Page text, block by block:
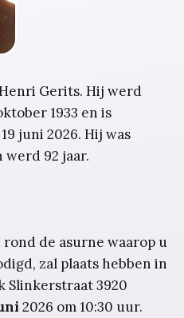
Gerits. Hij werd
1933 en is
juni 2026. Hij was
92 jaar.
de asurne waarop u
zal plaats hebben in
Slinkerstraat 3920
2026 om 10:30 uur.